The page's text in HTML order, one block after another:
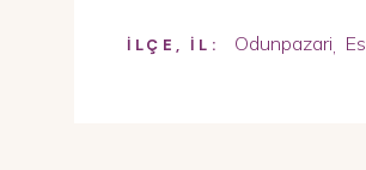
İLÇE, İL: Odunpazari,